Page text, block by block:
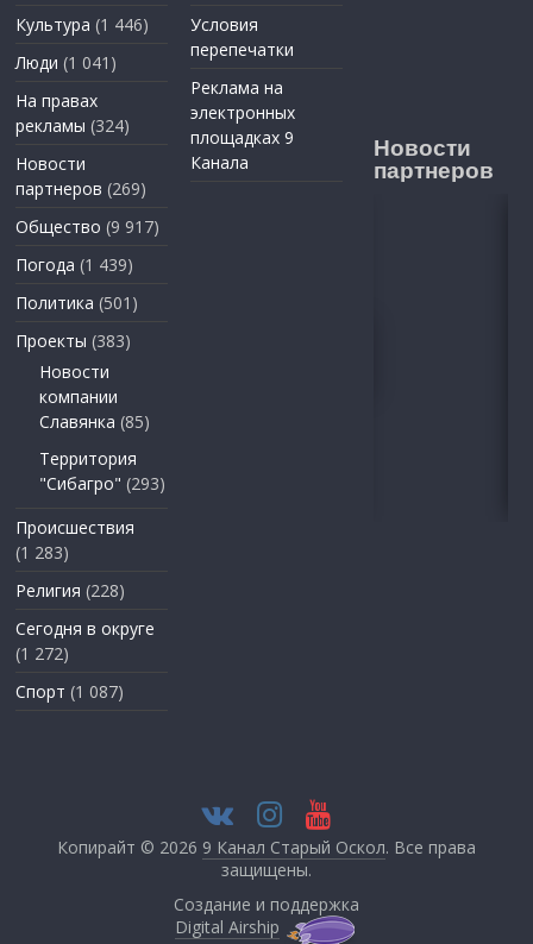
Культура (1 446)
Люди (1 041)
На правах
рекламы (324)
Новости
партнеров (269)
Общество (9 917)
Погода (1 439)
Политика (501)
Проекты (383)
Новости
компании
Славянка (85)
Территория
"Сибагро" (293)
Происшествия
(1 283)
Религия (228)
Сегодня в округе
(1 272)
Спорт (1 087)
Условия
перепечатки
Реклама на
электронных
площадках 9
Канала
Новости
партнеров
Копирайт © 2026 9 Канал Старый Оскол. Все права
защищены.
Создание и поддержка
Digital Airship